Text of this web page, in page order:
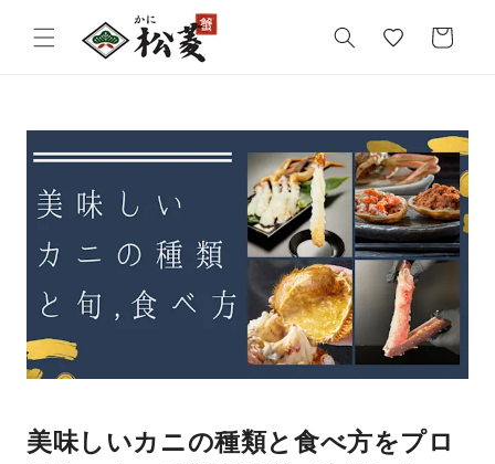
に
ー
美味しいカニの種類と食べ方をプロ